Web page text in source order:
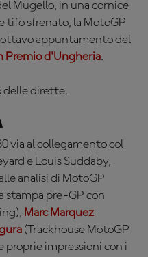
Mugello, in una cornice
tifo sfrenato, la MotoGP
appuntamento del
Premio d'Ungheria.
delle dirette.
via al collegamento col
e Louis Suddaby,
analisi di MotoGP
stampa pre-GP con
Marc Marquez
(Trackhouse MotoGP
proprie impressioni con i